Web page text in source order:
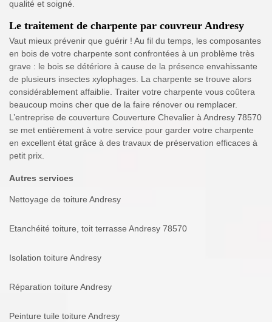
qualité et soigné.
Le traitement de charpente par couvreur Andresy
Vaut mieux prévenir que guérir ! Au fil du temps, les composantes
en bois de votre charpente sont confrontées à un problème très
grave : le bois se détériore à cause de la présence envahissante
de plusieurs insectes xylophages. La charpente se trouve alors
considérablement affaiblie. Traiter votre charpente vous coûtera
beaucoup moins cher que de la faire rénover ou remplacer.
L’entreprise de couverture Couverture Chevalier à Andresy 78570
se met entièrement à votre service pour garder votre charpente
en excellent état grâce à des travaux de préservation efficaces à
petit prix.
Autres services
Nettoyage de toiture Andresy
Etanchéité toiture, toit terrasse Andresy 78570
Isolation toiture Andresy
Réparation toiture Andresy
Peinture tuile toiture Andresy